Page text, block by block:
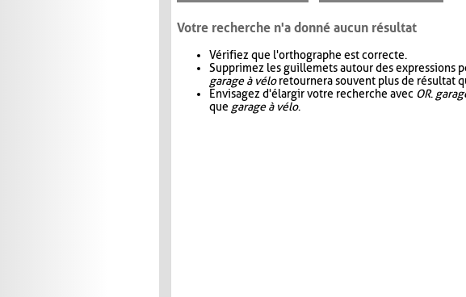
Votre recherche n'a donné aucun résultat
Vérifiez que l'orthographe est correcte.
Supprimez les guillemets autour des expressions
garage à véloretournera souvent plus de résultat
Envisagez d'élargir votre recherche avec OR.
que garage à vélo.